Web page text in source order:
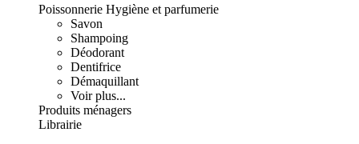
Poissonnerie Hygiène et parfumerie
Savon
Shampoing
Déodorant
Dentifrice
Démaquillant
Voir plus...
Produits ménagers
Librairie